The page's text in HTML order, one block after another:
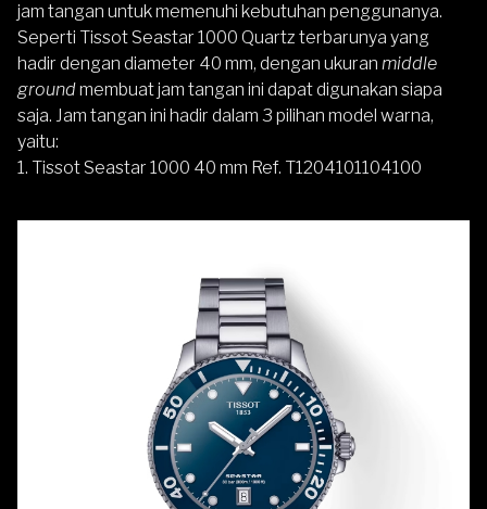
jam tangan untuk memenuhi kebutuhan penggunanya.
Seperti Tissot Seastar 1000 Quartz terbarunya yang
hadir dengan diameter 40 mm, dengan ukuran middle
groundmembuat jam tangan ini dapat digunakan siapa
saja. Jam tangan ini hadir dalam 3 pilihan model warna,
yaitu:
1. Tissot Seastar 1000 40 mm Ref. T1204101104100